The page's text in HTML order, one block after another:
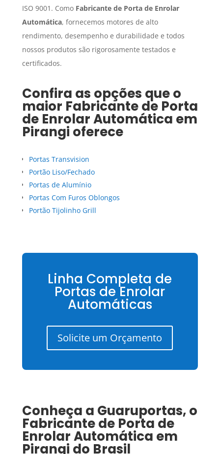
ISO 9001. Como Fabricante de Porta de Enrolar
Automática, fornecemos motores de alto
rendimento, desempenho e durabilidade e todos
nossos produtos são rigorosamente testados e
certificados.
Confira as opções que o
maior Fabricante de Porta
de Enrolar Automática em
Pirangi oferece
Portas Transvision
Portão Liso/Fechado
Portas de Alumínio
Portas Com Furos Oblongos
Portão Tijolinho Grill
Linha Completa de
Portas de Enrolar
Automáticas
Solicite um Orçamento
Conheça a Guaruportas, o
Fabricante de Porta de
Enrolar Automática em
Pirangi do Brasil